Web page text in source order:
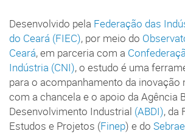
Desenvolvido pela Federação das
do Ceará (FIEC), por meio do
Ceará, em parceria com a
Indústria (CNI), o estudo é uma
para o acompanhamento da inovação
com a chancela e o apoio da Agência
Desenvolvimento Industrial (ABDI), da
Estudos e Projetos (Finep) e do